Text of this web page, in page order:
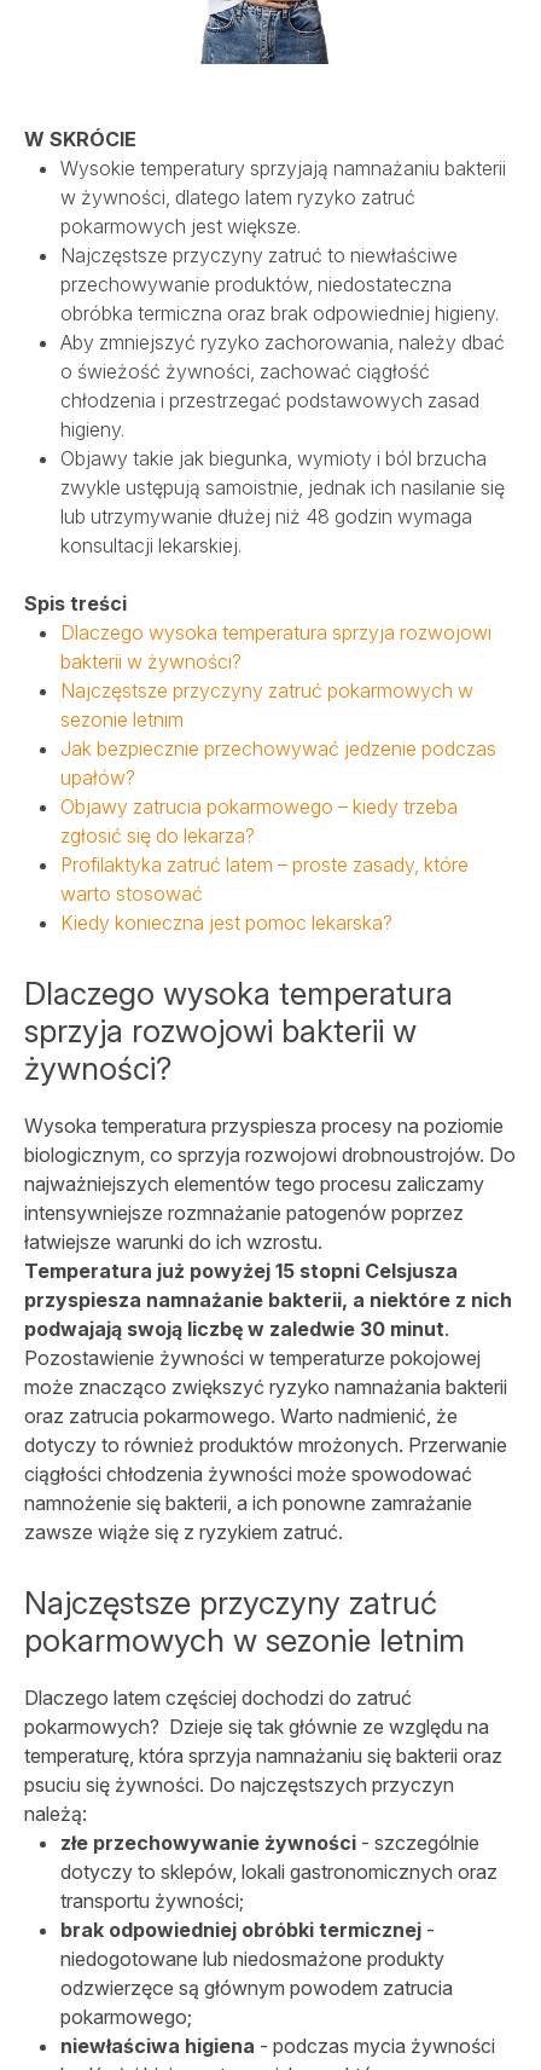
W SKRÓCIE
Wysokie temperatury sprzyjają namnażaniu bakterii
w żywności, dlatego latem ryzyko zatruć
pokarmowych jest większe.
Najczęstsze przyczyny zatruć to niewłaściwe
przechowywanie produktów, niedostateczna
obróbka termiczna oraz brak odpowiedniej higieny.
Aby zmniejszyć ryzyko zachorowania, należy dbać
o świeżość żywności, zachować ciągłość
chłodzenia i przestrzegać podstawowych zasad
higieny.
Objawy takie jak biegunka, wymioty i ból brzucha
zwykle ustępują samoistnie, jednak ich nasilanie się
lub utrzymywanie dłużej niż 48 godzin wymaga
konsultacji lekarskiej.
Spis treści
Dlaczego wysoka temperatura sprzyja rozwojowi
bakterii w żywności?
Najczęstsze przyczyny zatruć pokarmowych w
sezonie letnim
Jak bezpiecznie przechowywać jedzenie podczas
upałów?
Objawy zatrucia pokarmowego – kiedy trzeba
zgłosić się do lekarza?
Profilaktyka zatruć latem – proste zasady, które
warto stosować
Kiedy konieczna jest pomoc lekarska?
Dlaczego wysoka temperatura
sprzyja rozwojowi bakterii w
żywności?
Wysoka temperatura przyspiesza procesy na poziomie
biologicznym, co sprzyja rozwojowi drobnoustrojów. Do
najważniejszych elementów tego procesu zaliczamy
intensywniejsze rozmnażanie patogenów poprzez
łatwiejsze warunki do ich wzrostu.
Temperatura już powyżej 15 stopni Celsjusza
przyspiesza namnażanie bakterii, a niektóre z nich
podwajają swoją liczbę w zaledwie 30 minut.
Pozostawienie żywności w temperaturze pokojowej
może znacząco zwiększyć ryzyko namnażania bakterii
oraz zatrucia pokarmowego. Warto nadmienić, że
dotyczy to również produktów mrożonych. Przerwanie
ciągłości chłodzenia żywności może spowodować
namnożenie się bakterii, a ich ponowne zamrażanie
zawsze wiąże się z ryzykiem zatruć.
Najczęstsze przyczyny zatruć
pokarmowych w sezonie letnim
Dlaczego latem częściej dochodzi do zatruć
pokarmowych? Dzieje się tak głównie ze względu na
temperaturę, która sprzyja namnażaniu się bakterii oraz
psuciu się żywności. Do najczęstszych przyczyn
należą:
złe przechowywanie żywności - szczególnie
dotyczy to sklepów, lokali gastronomicznych oraz
transportu żywności;
brak odpowiedniej obróbki termicznej -
niedogotowane lub niedosmażone produkty
odzwierzęce są głównym powodem zatrucia
pokarmowego;
niewłaściwa higiena - podczas mycia żywności